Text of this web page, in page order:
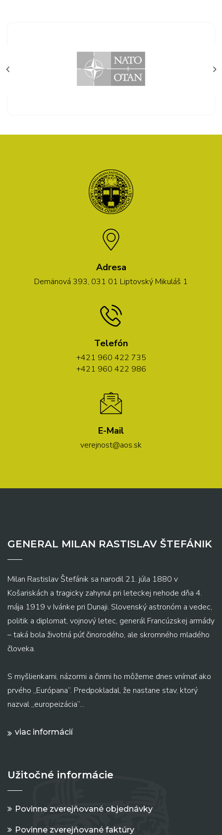
Adresa
Demänová 393, 031 01 Liptovský Mikuláš 1
Telefón
+421 960 422 735
+421 960 422 986
E-Mail
verejnost@aos.sk
GENERAL MILAN RASTISLAV ŠTEFÁNIK
Milan Rastislav Štefánik sa narodil 21. júla 1880 v
Košariskách a tragicky zahynul pri leteckej nehode dňa 4.
mája 1919 v Ivánke pri Dunaji. Slovenský astronóm a vedec,
politik a diplomat, vojnový letec, generál Francúzskej armády
– taká bola životná púť činorodého, ale skromného mladého
človeka.
S myšlienkami, názormi a činmi ho môžeme dnes vnímať ako
prvého „Európana“. Predpokladal, že nastane stav, ktorý
nazval „europeizácia“...
viac informácií
Užitočné informácie
Povinne zverejňované objednávky
Povinne zverejňované faktúry